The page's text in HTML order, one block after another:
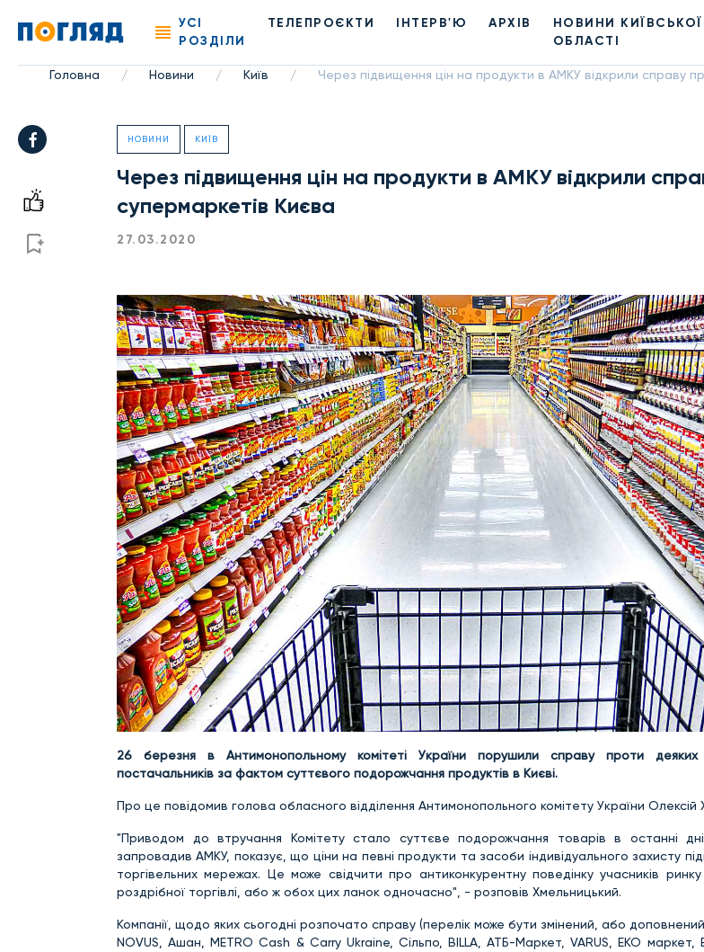
УСІ
РОЗДІЛИ
ТЕЛЕПРОЄКТИ ІНТЕРВ'Ю АРХІВ
НОВИНИ КИЇВСЬКОЇ
ОБЛАСТІ
Головна / Новини / Київ / Через підвищення цін на продукти в АМКУ відкрили справу
НОВИНИ КИЇВ
Через підвищення цін на продукти в АМКУ відкрили
супермаркетів Києва
27.03.2020
26 березня в Антимонопольному комітеті України порушили справу проти
постачальників за фактом суттєвого подорожчання продуктів в Києві.
Про це повідомив голова обласного відділення Антимонопольного комітету України Олексій
"Приводом до втручання Комітету стало суттєве подорожчання товарів в останні
запровадив АМКУ, показує, що ціни на певні продукти та засоби індивідуального захисту
торгівельних мережах. Це може свідчити про антиконкурентну поведінку учасників
роздрібної торгівлі, або ж обох цих ланок одночасно", - розповів Хмельницький.
Компанії, щодо яких сьогодні розпочато справу (перелік може бути змінений, або
NOVUS, Ашан, METRO Cash & Carry Ukraine, Сільпо, BILLA, АТБ-Маркет, VARUS, ЕКО